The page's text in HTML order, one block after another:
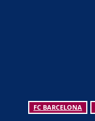
FC BARCELONA